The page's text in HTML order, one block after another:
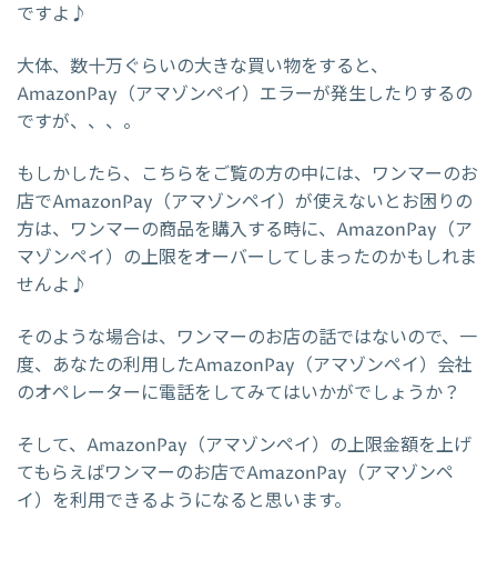
ですよ♪
大体、数十万ぐらいの大きな買い物をすると、
AmazonPay（アマゾンペイ）エラーが発生したりするの
ですが、、、。
もしかしたら、こちらをご覧の方の中には、ワンマーのお
店でAmazonPay（アマゾンペイ）が使えないとお困りの
方は、ワンマーの商品を購入する時に、AmazonPay（ア
マゾンペイ）の上限をオーバーしてしまったのかもしれま
せんよ♪
そのような場合は、ワンマーのお店の話ではないので、一
度、あなたの利用したAmazonPay（アマゾンペイ）会社
のオペレーターに電話をしてみてはいかがでしょうか？
そして、AmazonPay（アマゾンペイ）の上限金額を上げ
てもらえばワンマーのお店でAmazonPay（アマゾンペ
イ）を利用できるようになると思います。